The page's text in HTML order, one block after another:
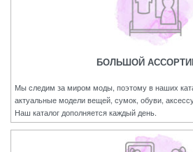
БОЛЬШОЙ
Мы следим за миром моды, поэтому в наших
актуальные модели вещей, сумок, обуви,
Наш каталог дополняется каждый день.